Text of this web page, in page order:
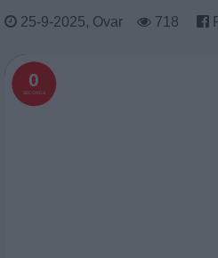
25-9-2025, Ovar 718